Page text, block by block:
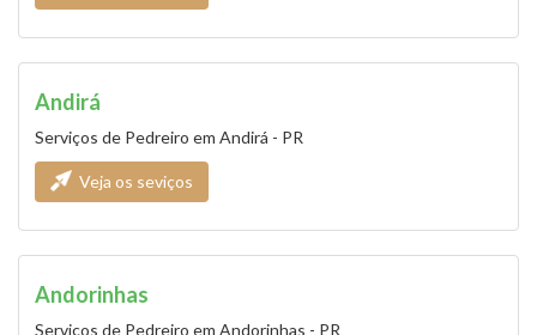
Andirá
Serviços de Pedreiro em Andirá - PR
Veja os seviços
Andorinhas
Serviços de Pedreiro em Andorinhas - PR